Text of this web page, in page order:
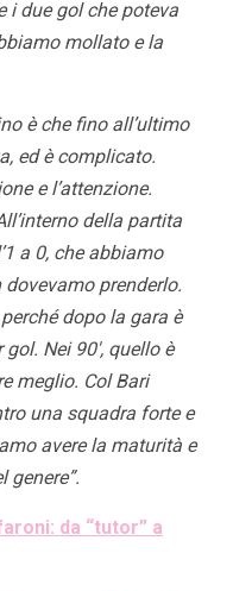
i due gol che poteva
mollato e la
è che fino all’ultimo
ed è complicato.
e l’attenzione.
della partita
a 0, che abbiamo
prenderlo.
dopo la gara è
Nei 90′, quello è
meglio. Col Bari
una squadra forte e
avere la maturità e
genere”.
da “tutor” a